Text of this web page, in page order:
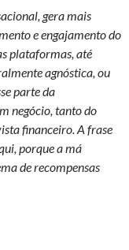
gera mais
e engajamento do
plataformas, até
agnóstica, ou
parte da
negócio, tanto do
financeiro. A frase
porque a má
de recompensas
modelos de